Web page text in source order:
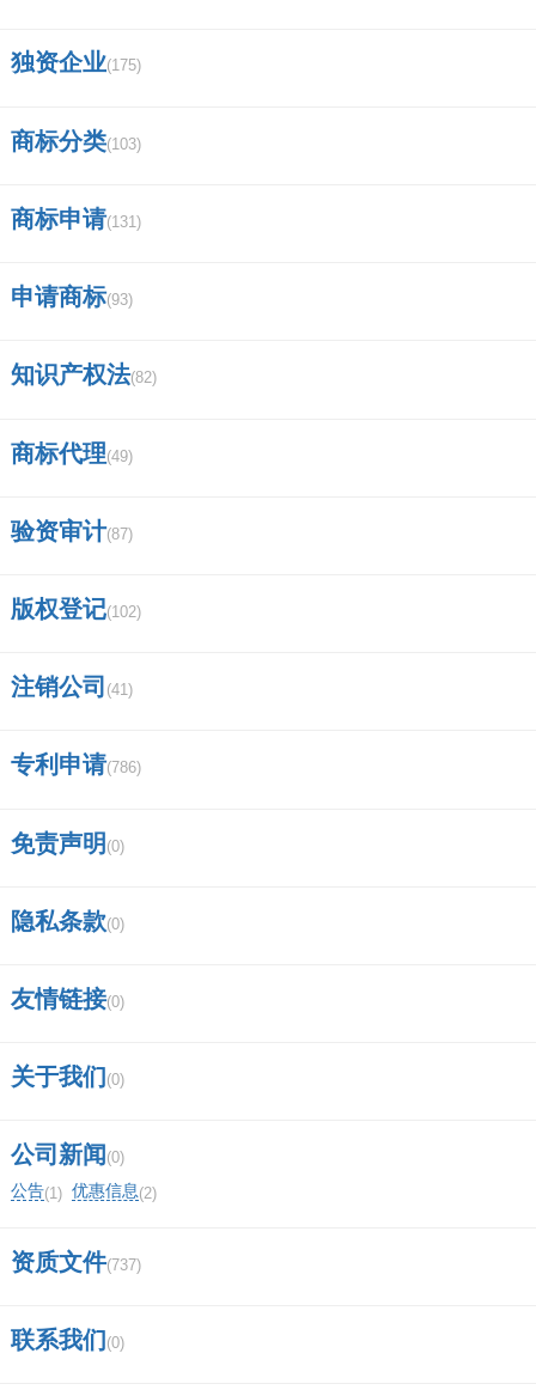
独资企业(175)
商标分类(103)
商标申请(131)
申请商标(93)
知识产权法(82)
商标代理(49)
验资审计(87)
版权登记(102)
注销公司 (41)
专利申请(786)
免责声明 (0)
隐私条款(0)
友情链接(0)
关于我们 (0)
公司新闻 (0)
公告(1) 优惠信息(2)
资质文件(737)
联系我们 (0)